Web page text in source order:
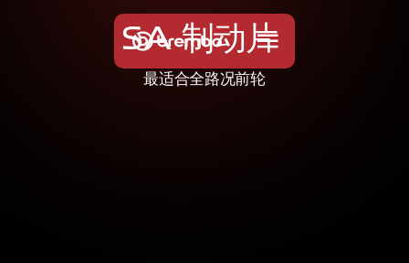
SA 制动 片
最适合全路况前轮